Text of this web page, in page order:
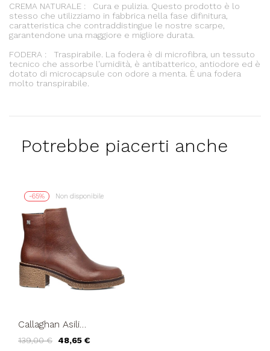
CREMA NATURALE : Cura e pulizia. Questo prodotto è lo
stesso che utilizziamo in fabbrica nella fase difinitura,
caratteristica che contraddistingue le nostre scarpe,
garantendone una maggiore e migliore durata.
FODERA : Traspirabile. La fodera è di microfibra, un tessuto
tecnico che assorbe l'umidità, è antibatterico, antiodore ed è
dotato di microcapsule con odore a menta. È una fodera
molto transpirabile.
Potrebbe piacerti anche
-65% Non disponibile
Callaghan Asili
Fondo Crepes Marrone
139,00 € 48,65 €